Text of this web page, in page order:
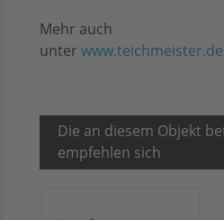
Mehr auch
unter www.teichmeister.de
Die an diesem Objekt
empfehlen sich